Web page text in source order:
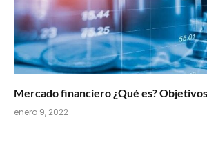
Mercado financiero ¿Qué es?
enero 9, 2022